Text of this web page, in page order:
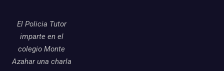
El Policia Tutor
imparte en el
colegio Monte
Azahar una charla